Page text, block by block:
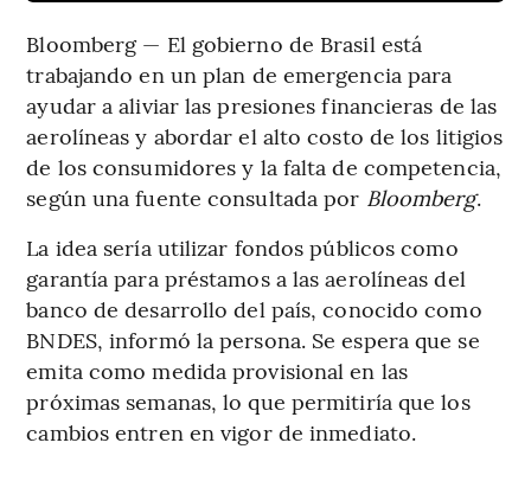
Bloomberg — El gobierno de Brasil está
trabajando en un plan de emergencia para
ayudar a aliviar las presiones financieras de las
aerolíneas y abordar el alto costo de los litigios
de los consumidores y la falta de competencia,
según una fuente consultada por Bloomberg.
La idea sería utilizar fondos públicos como
garantía para préstamos a las aerolíneas del
banco de desarrollo del país, conocido como
BNDES, informó la persona. Se espera que se
emita como medida provisional en las
próximas semanas, lo que permitiría que los
cambios entren en vigor de inmediato.